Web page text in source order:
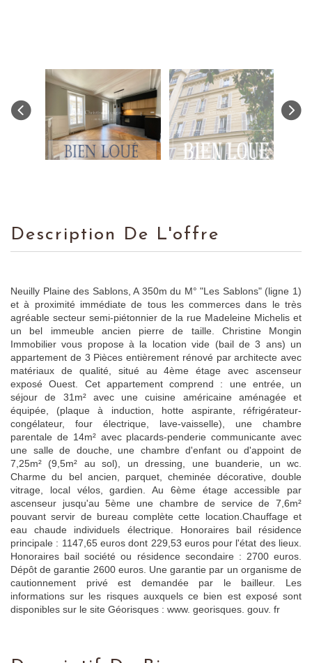
Description De L'offre
Neuilly Plaine des Sablons, A 350m du M° "Les Sablons" (ligne 1)
et à proximité immédiate de tous les commerces dans le très
agréable secteur semi-piétonnier de la rue Madeleine Michelis et
un bel immeuble ancien pierre de taille. Christine Mongin
Immobilier vous propose à la location vide (bail de 3 ans) un
appartement de 3 Pièces entièrement rénové par architecte avec
matériaux de qualité, situé au 4ème étage avec ascenseur
exposé Ouest. Cet appartement comprend : une entrée, un
séjour de 31m² avec une cuisine américaine aménagée et
équipée, (plaque à induction, hotte aspirante, réfrigérateur-
congélateur, four électrique, lave-vaisselle), une chambre
parentale de 14m² avec placards-penderie communicante avec
une salle de douche, une chambre d'enfant ou d'appoint de
7,25m² (9,5m² au sol), un dressing, une buanderie, un wc.
Charme du bel ancien, parquet, cheminée décorative, double
vitrage, local vélos, gardien. Au 6ème étage accessible par
ascenseur jusqu'au 5ème une chambre de service de 7,6m²
pouvant servir de bureau complète cette location.Chauffage et
eau chaude individuels électrique. Honoraires bail résidence
principale : 1147,65 euros dont 229,53 euros pour l'état des lieux.
Honoraires bail société ou résidence secondaire : 2700 euros.
Dépôt de garantie 2600 euros. Une garantie par un organisme de
cautionnement privé est demandée par le bailleur. Les
informations sur les risques auxquels ce bien est exposé sont
disponibles sur le site Géorisques : www. georisques. gouv. fr